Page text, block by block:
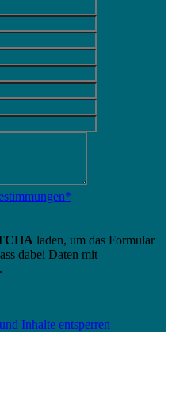
laden, um das Formular
dabei Daten mit
Inhalte entsperren